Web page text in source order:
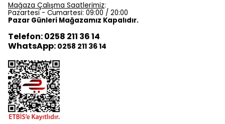
Mağaza Çalışma Saatlerimiz:
Pazartesi - Cumartesi: 09:00 / 20:00
Pazar Günleri Mağazamız Kapalıdır.
Telefon: 0258 211 36 14
WhatsApp: 0258 211 36 14